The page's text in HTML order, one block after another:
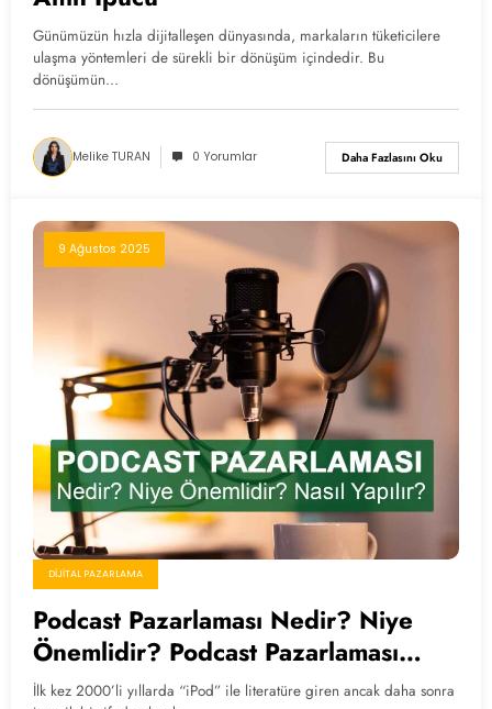
Günümüzün hızla dijitalleşen dünyasında, markaların tüketicilere
ulaşma yöntemleri de sürekli bir dönüşüm içindedir. Bu
dönüşümün…
Melike TURAN 0 Yorumlar Daha Fazlasını Oku
9 Ağustos 2025
DIJITAL PAZARLAMA
Podcast Pazarlaması Nedir? Niye
Önemlidir? Podcast Pazarlaması
Nasıl Yapılır?
İlk kez 2000’li yıllarda “iPod” ile literatüre giren ancak daha sonra